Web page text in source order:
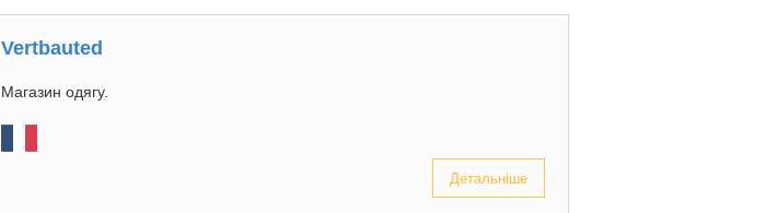
Vertbauted
Магазин одягу.
Детальніше